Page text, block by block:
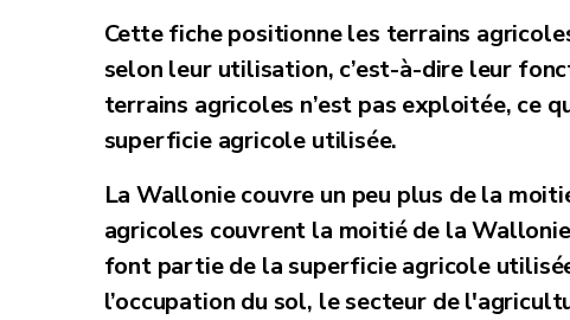
Cette fiche positionne les terrains
selon leur utilisation, c’est-à-dire leur
terrains agricoles n’est pas exploitée, ce
superficie agricole utilisée.
La Wallonie couvre un peu plus de la
agricoles couvrent la moitié de la
font partie de la superficie agricole
l’occupation du sol, le secteur de